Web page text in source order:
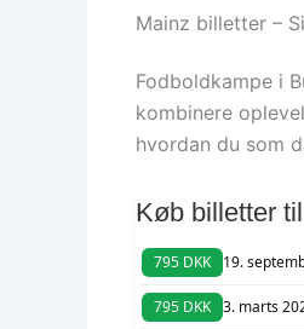
Mainz billetter –
Fodboldkampe i
kombinere
hvordan du som
Køb billetter
795 DKK 19.
795 DKK 3. marts